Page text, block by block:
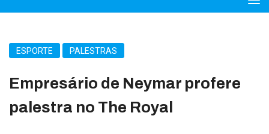
ESPORTE PALESTRAS
Empresário de Neymar profere
palestra no The Royal